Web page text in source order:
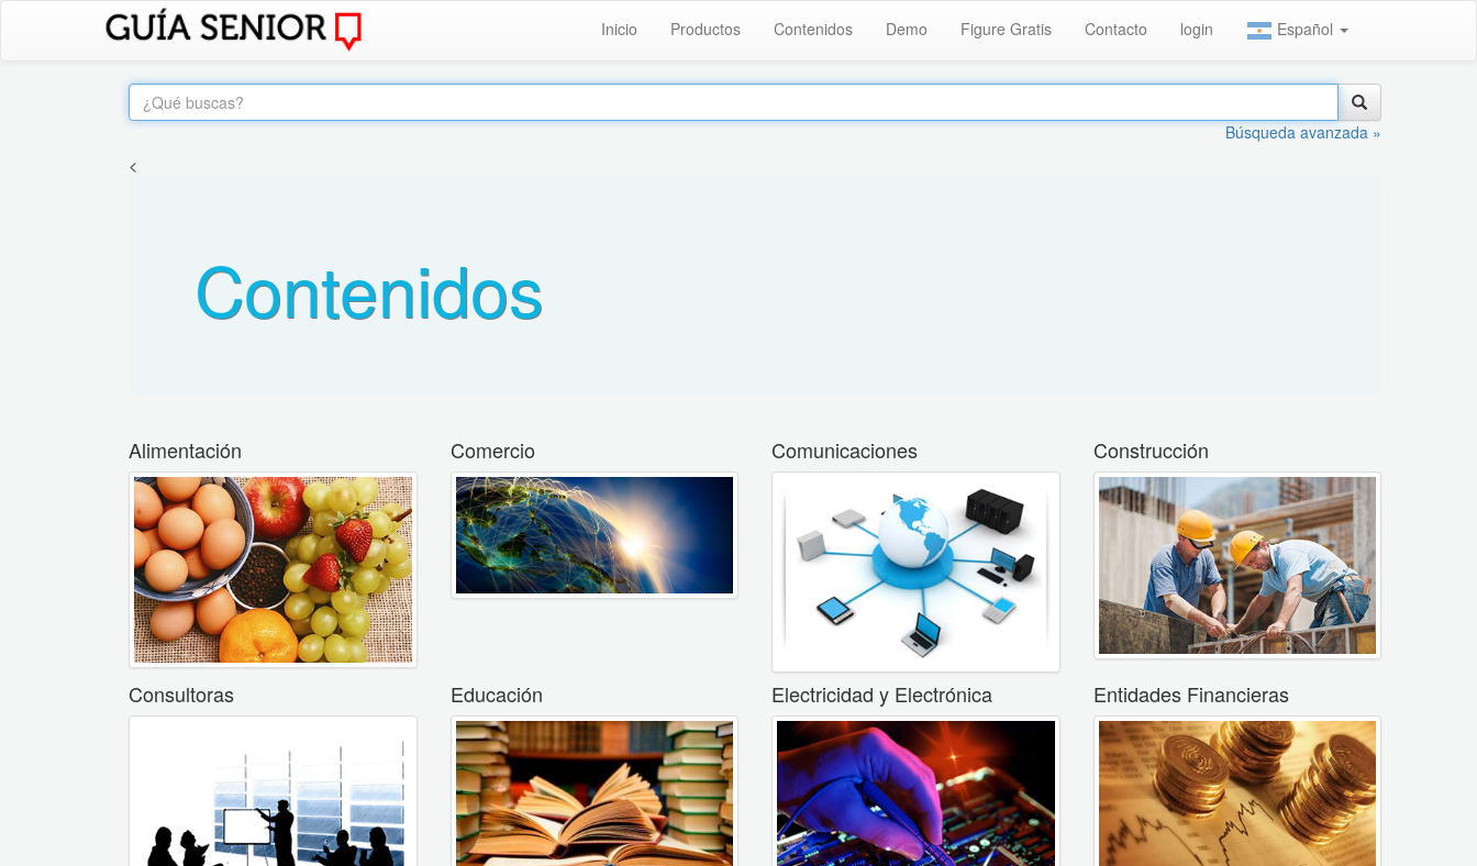
Inicio Productos Contenidos Demo Figure Gratis Contacto login Español
Búsqueda avanzada »
<
Contenidos
Alimentación Comercio Comunicaciones Construcción
Consultoras Educación Electricidad y Electrónica Entidades Financieras